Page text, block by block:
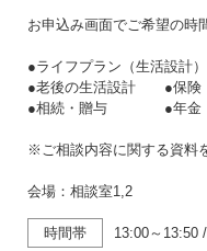
お申込み画面でご希望の時
●ライフプラン（生活設
●老後の生活設計 ●保
●相続・贈与 ●年金
※ご相談内容に関する資料
会場：相談室1,2
時間帯 13:00～13:50 /